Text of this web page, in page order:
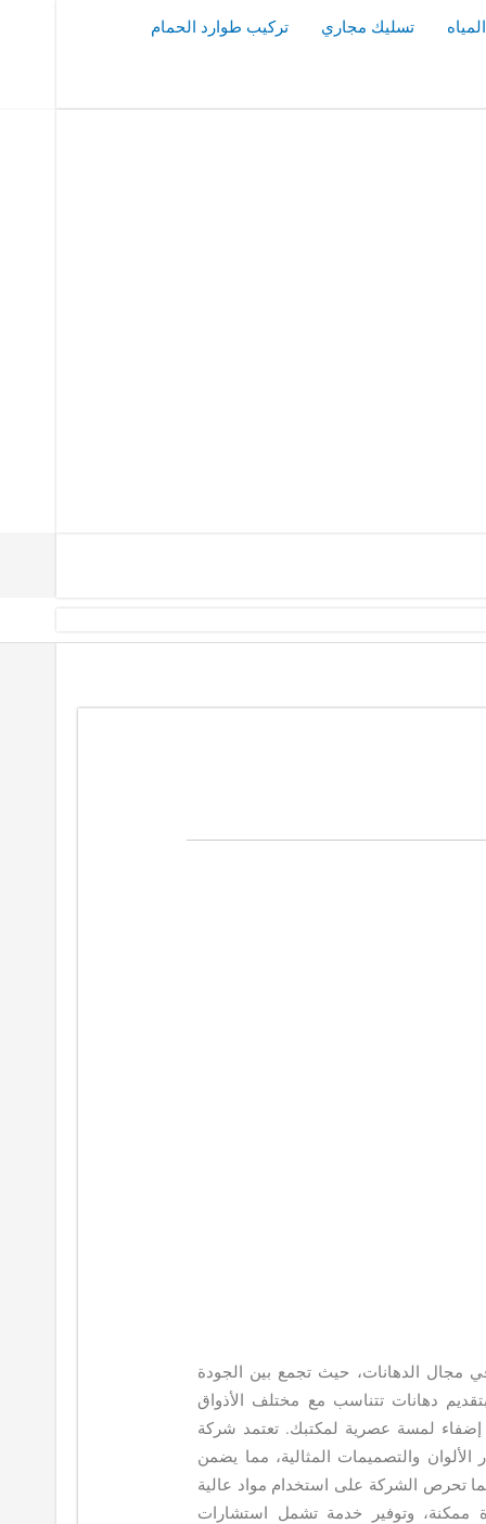
تسليك مجاري تركيب طوارد الحمام
مجال الدهانات، حيث تجمع بين الجودة
بتقديم دهانات تتناسب مع مختلف الأذواق
إضفاء لمسة عصرية لمكتبك. تعتمد شركة
والتصميمات المثالية، مما يضمن
تحرص الشركة على استخدام مواد عالية
ممكنة، وتوفير خدمة تشمل استشارات